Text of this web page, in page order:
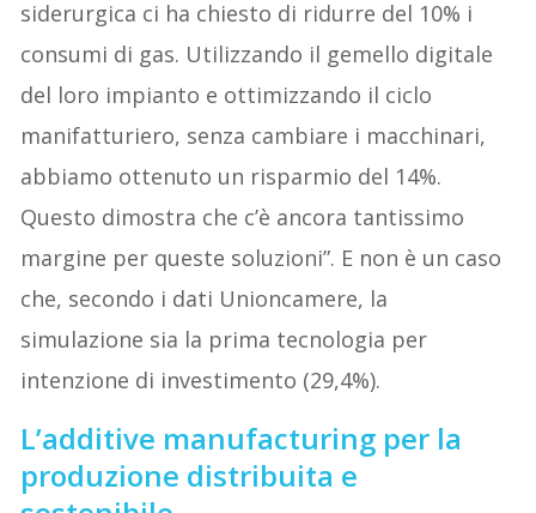
siderurgica ci ha chiesto di ridurre del 10% i
consumi di gas. Utilizzando il gemello digitale
del loro impianto e ottimizzando il ciclo
manifatturiero, senza cambiare i macchinari,
abbiamo ottenuto un risparmio del 14%.
Questo dimostra che c’è ancora tantissimo
margine per queste soluzioni”. E non è un caso
che, secondo i dati Unioncamere, la
simulazione sia la prima tecnologia per
intenzione di investimento (29,4%).
L’additive manufacturing per la
produzione distribuita e